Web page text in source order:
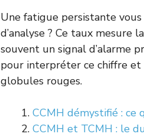
Une fatigue persistante
d’analyse ? Ce taux mesure
souvent un signal d’alarme
pour interpréter ce chiffre
globules rouges.
CCMH démystifié : ce
CCMH et TCMH : le